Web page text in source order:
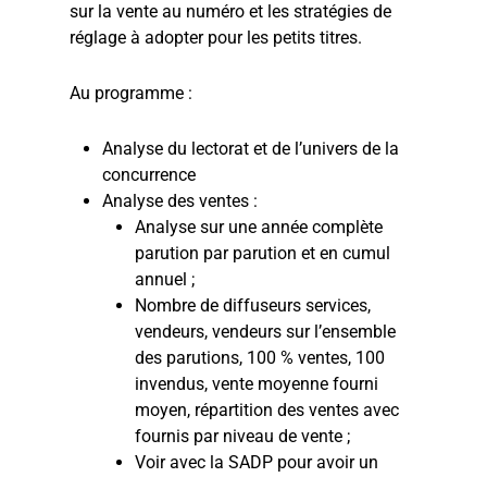
sur la vente au numéro et les stratégies de
réglage à adopter pour les petits titres.
Au programme :
Analyse du lectorat et de l’univers de la
concurrence
Analyse des ventes :
Analyse sur une année complète
parution par parution et en cumul
annuel ;
Nombre de diffuseurs services,
vendeurs, vendeurs sur l’ensemble
des parutions, 100 % ventes, 100
invendus, vente moyenne fourni
moyen, répartition des ventes avec
fournis par niveau de vente ;
Voir avec la SADP pour avoir un